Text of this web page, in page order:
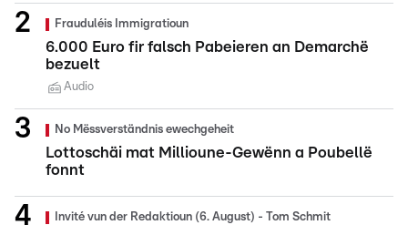
Frauduléis Immigratioun
6.000 Euro fir falsch Pabeieren an Demarchë
bezuelt
Audio
No Mëssverständnis ewechgeheit
Lottoschäi mat Millioune-Gewënn a Poubellë
fonnt
Invité vun der Redaktioun (6. August) - Tom Schmit